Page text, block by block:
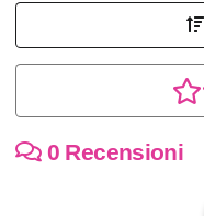
0 Recensioni